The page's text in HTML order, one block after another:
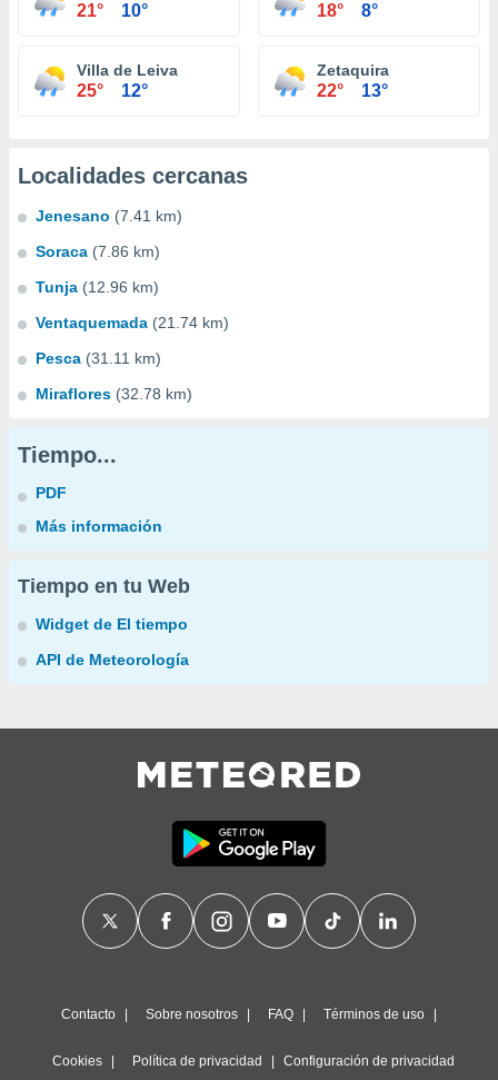
21° 10° 18° 8°
Villa de Leiva
25° 12°
Zetaquira
22° 13°
Localidades cercanas
Jenesano (7.41 km)
Soraca (7.86 km)
Tunja (12.96 km)
Ventaquemada (21.74 km)
Pesca (31.11 km)
Miraflores (32.78 km)
Tiempo...
PDF
Más información
Tiempo en tu Web
Widget de El tiempo
API de Meteorología
Contacto Sobre nosotros FAQ Términos de uso
Cookies Política de privacidad Configuración de privacidad